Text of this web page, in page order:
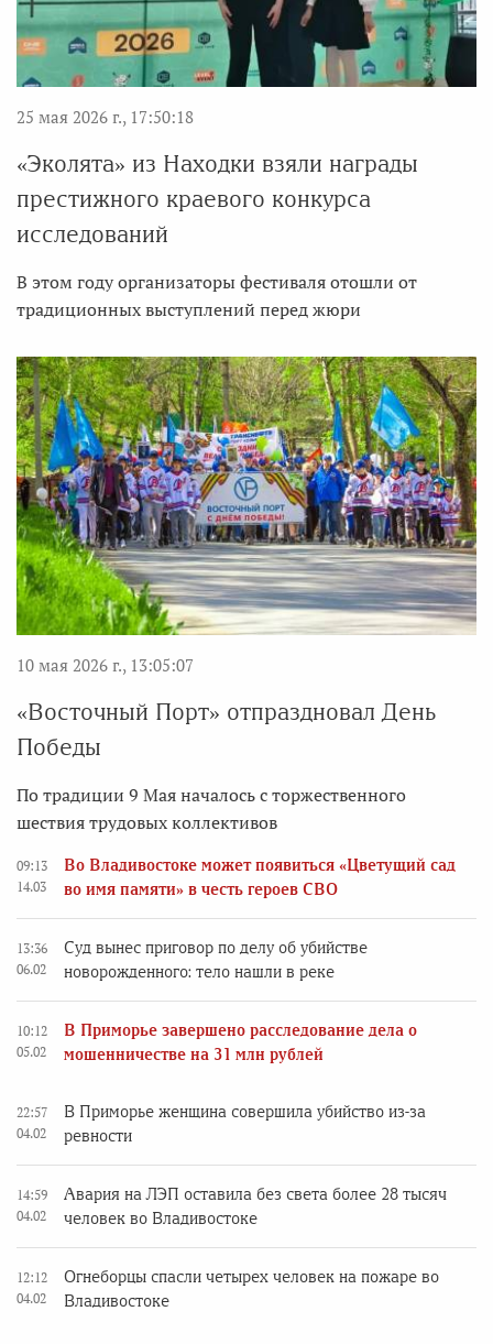
25 мая 2026 г., 17:50:18
«Эколята» из Находки взяли награды
престижного краевого конкурса
исследований
В этом году организаторы фестиваля отошли от
традиционных выступлений перед жюри
10 мая 2026 г., 13:05:07
«Восточный Порт» отпраздновал День
Победы
По традиции 9 Мая началось с торжественного
шествия трудовых коллективов
09:13
14.03
Во Владивостоке может появиться «Цветущий сад
во имя памяти» в честь героев СВО
13:36
06.02
Суд вынес приговор по делу об убийстве
новорожденного: тело нашли в реке
10:12
05.02
В Приморье завершено расследование дела о
мошенничестве на 31 млн рублей
22:57
04.02
В Приморье женщина совершила убийство из-за
ревности
14:59
04.02
Авария на ЛЭП оставила без света более 28 тысяч
человек во Владивостоке
12:12
04.02
Огнеборцы спасли четырех человек на пожаре во
Владивостоке